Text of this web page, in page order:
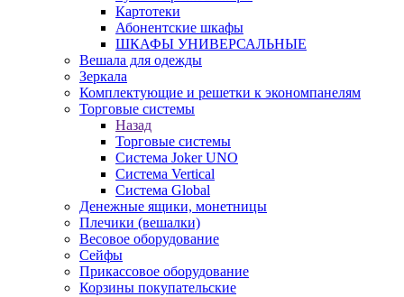
Картотеки
Абонентские шкафы
ШКАФЫ УНИВЕРСАЛЬНЫЕ
Вешала для одежды
Зеркала
Комплектующие и решетки к экономпанелям
Торговые системы
Назад
Торговые системы
Система Joker UNO
Система Vertical
Система Global
Денежные ящики, монетницы
Плечики (вешалки)
Весовое оборудование
Сейфы
Прикассовое оборудование
Корзины покупательские